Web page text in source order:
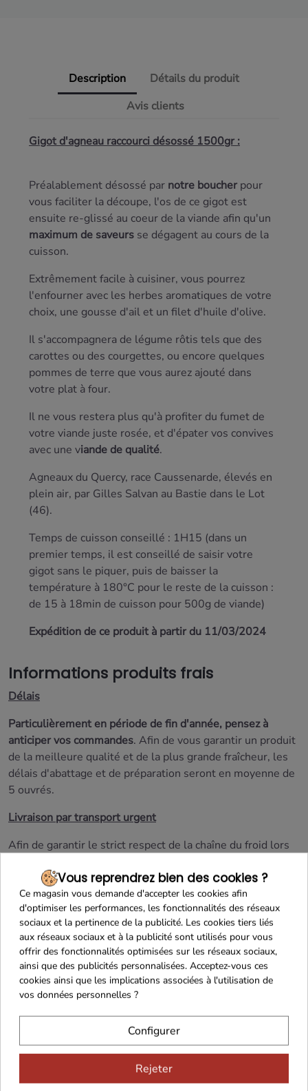
Description
Détails du produit
Avis clients
Gigot d'agneau raccourci désossé 1500gr :
Préalablement désossé par notre boucher pour
vous faciliter la découpe, l'os de ce gigot est
ensuite re-glissé au coeur de la viande afin qu'un
maximum de saveurs se dégagent au cours de la
cuisson.
Extrêmement facile à cuisiner, vous pourrez
l'enfourner avec les herbes aromatiques de votre
choix, une gousse d'ail et un filet d'huile d'olive.
Il s'accompagnera de légume rôtis tels que des
carottes ou des courgettes, ou encore quelques
pommes de terre que vous aurez ajouté dans
votre plat à four.
Il ne vous restera plus qu'à profiter du fumet de
votre viande juste rosée, et d'épater vos convives
avec une viande de qualité.
Agneaux du Quercy, race Caussenarde, élevés en
plein air, par Gilles Salvan au Bastie dans le Lot
(46).
Temps de cuisson conseillé : 1H15 (dans un
premier temps, il est conseillé de saisir votre
gigot sans le piquer, puis de baisser la
température à 180°C pour le reste de la cuisson :
de 15 à 18min de cuisson pour 500g de viande)
Expédition de ce produit à partir du 11/03/2024
Informations produits frais
Délais
Particulièrement en période de fin d'année, pensez à
anticiper vos commandes. Afin de vous garantir un produit
de la meilleure qualité et de la plus grande fraîcheur, les
délais d'abattage et de préparation seront en moyenne de
5 ouvrés.
Livraison par transport urgent
Afin de garantir le strict respect de la chaîne du froid lors
vivement de choisir la méthode de livraison
CHRONOFRESH (Chronopost Fresh : transport réfrigéré).
Livraison en France Continentale uniquement
Produit frais
S'agissant d'un produit frais avec une DLC courte et
nécessitant des moyens de conservation et de transport
(Article L.221-28 du Code de la
consommation).
Vous reprendrez bien des cookies ?
Ce magasin vous demande d'accepter les cookies afin
d'optimiser les performances, les fonctionnalités des réseaux
sociaux et la pertinence de la publicité. Les cookies tiers liés
aux réseaux sociaux et à la publicité sont utilisés pour vous
offrir des fonctionnalités optimisées sur les réseaux sociaux,
ainsi que des publicités personnalisées. Acceptez-vous ces
cookies ainsi que les implications associées à l'utilisation de
vos données personnelles ?
Configurer
Rejeter